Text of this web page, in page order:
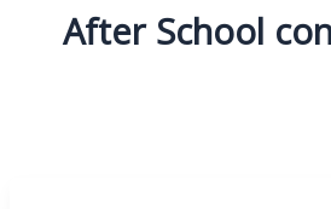
After School